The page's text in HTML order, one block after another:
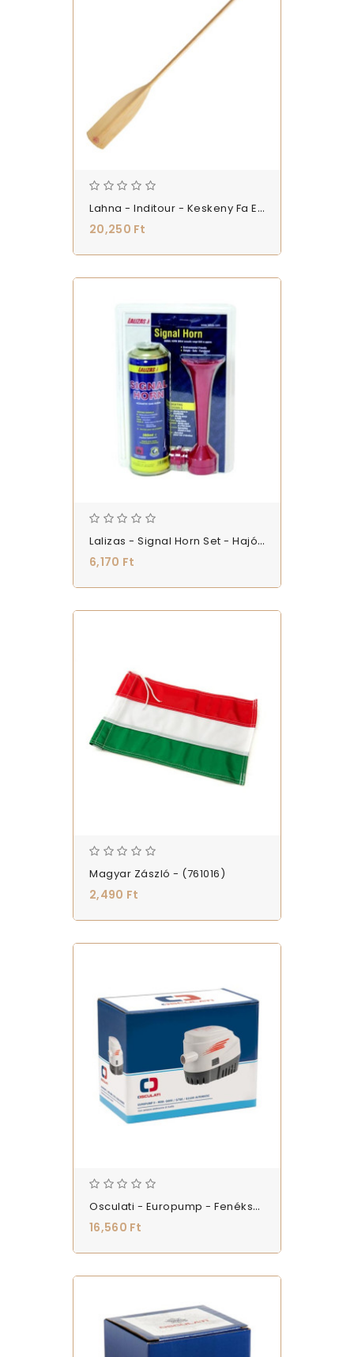
Lahna - Inditour - Keskeny Fa Evező - (EV_KN_L11160)
20,250 Ft
Lalizas - Signal Horn Set - Hajó Hangjelző Kürt - (T-HKURT_KEZI_6)
6,170 Ft
Magyar Zászló - (761016)
2,490 Ft
Osculati - Europump - Fenékszivattyú - 12v 70l/p - (AH_SZ_12V_E17)
16,560 Ft